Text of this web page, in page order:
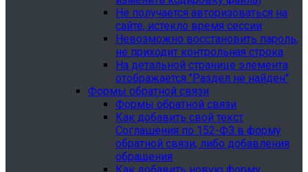
Не получается авторизоваться на
сайте, истекло время сессии
Невозможно восстановить пароль,
не приходит контрольная строка
На детальной странице элемента
отображается "Раздел не найден"
Формы обратной связи
Формы обратной связи
Как добавить свой текст
Соглашения по 152-ФЗ в форму
обратной связи, либо добавления
обращения